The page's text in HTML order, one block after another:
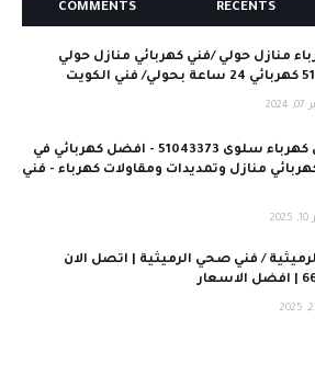
RECENTS
COMMENTS
منازل حولي /فني كهربائي منازل حولي
الكويت
رقم فني كهرباء سلوى 51043373 - افضل كهربائي في
منازل وتمديدات ومقاولات كهرباء - فني
/ فني صحي الرميثية | اتصل الان